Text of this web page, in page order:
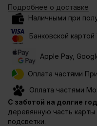
Подробнее о доставке
Наличными при
Банковской
Apple Pay,
Оплата частями
Оплата частями
С заботой на долгие
деревянную часть
подсветки.